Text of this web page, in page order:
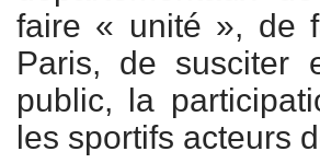
faire « unité », de
Paris, de susciter
public, la
les sportifs acteurs